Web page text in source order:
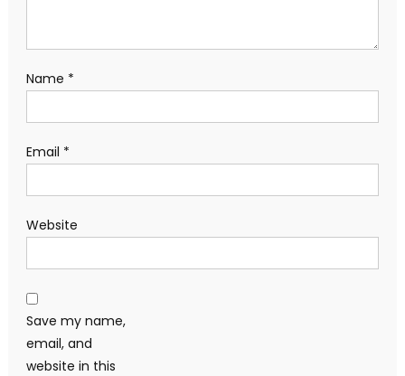
Name *
Email *
Website
Save my name,
email, and
website in this